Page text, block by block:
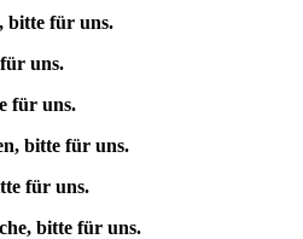
bitte für uns.
uns.
für uns.
bitte für uns.
für uns.
bitte für uns.